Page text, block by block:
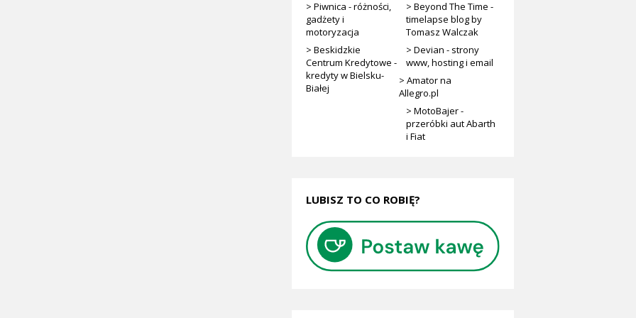
> Piwnica - różności,
gadżety i
motoryzacja
> Beyond The Time -
timelapse blog by
Tomasz Walczak
> Beskidzkie
Centrum Kredytowe -
kredyty w Bielsku-
Białej
> Devian - strony
www, hosting i email
> Amator na
Allegro.pl
> MotoBajer -
przeróbki aut Abarth
i Fiat
LUBISZ TO CO ROBIĘ?